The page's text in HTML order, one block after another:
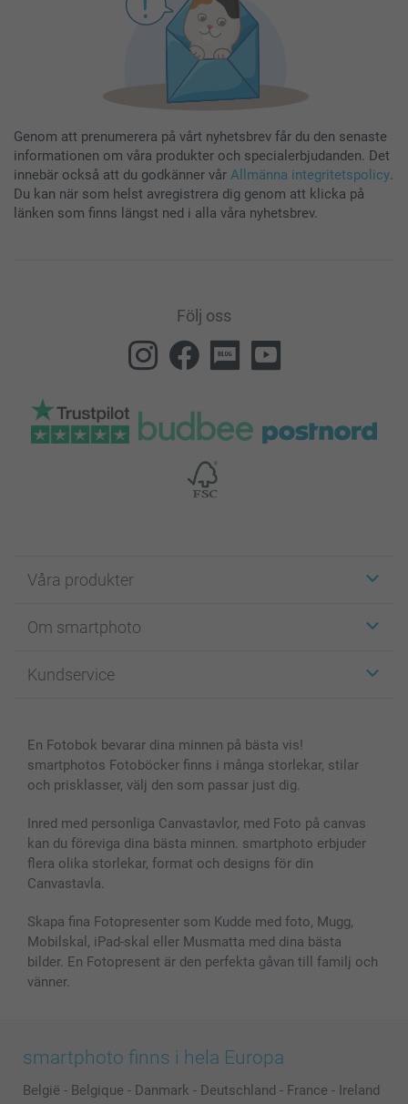
Genom att prenumerera på vårt nyhetsbrev får du den senaste
informationen om våra produkter och specialerbjudanden. Det
innebär också att du godkänner vår Allmänna integritetspolicy.
Du kan när som helst avregistrera dig genom att klicka på
länken som finns längst ned i alla våra nyhetsbrev.
Följ oss
Våra produkter
Fotokort
Fotoböcker
Skal till Mobil & Surfplatta
MyNameBook
Fotoramar & Tillbehör
Presentkort
Alla fotoprodukter
Om smartphoto
För affiliates
Sitemap
Villkor och garantier
Kundservice
smartbonus
Priser & betalning
En Fotobok bevarar dina minnen på bästa vis!
smartphotos Fotoböcker finns i många storlekar, stilar
och prisklasser, välj den som passar just dig.
Inred med personliga Canvastavlor, med Foto på canvas
kan du föreviga dina bästa minnen. smartphoto erbjuder
flera olika storlekar, format och designs för din
Canvastavla.
Skapa fina Fotopresenter som Kudde med foto, Mugg,
Mobilskal, iPad-skal eller Musmatta med dina bästa
bilder. En Fotopresent är den perfekta gåvan till familj och
vänner.
smartphoto finns i hela Europa
België - Belgique - Danmark - Deutschland - France - Ireland